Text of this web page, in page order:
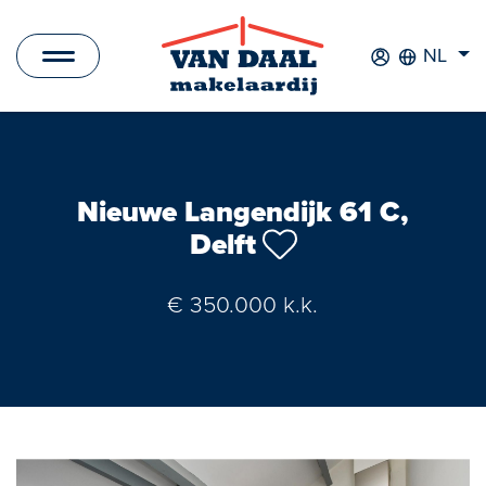
NL
Te koopNieuwe Langendijk 61 C,
Delft
€ 350.000 k.k.